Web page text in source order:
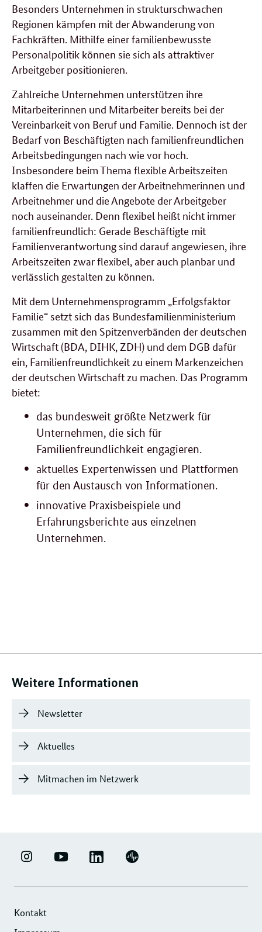
Besonders Unternehmen in strukturschwachen
Regionen kämpfen mit der Abwanderung von
Fachkräften. Mithilfe einer familienbewusste
Personalpolitik können sie sich als attraktiver
Arbeitgeber positionieren.
Zahlreiche Unternehmen unterstützen ihre
Mitarbeiterinnen und Mitarbeiter bereits bei der
Vereinbarkeit von Beruf und Familie. Dennoch ist der
Bedarf von Beschäftigten nach familienfreundlichen
Arbeitsbedingungen nach wie vor hoch.
Insbesondere beim Thema flexible Arbeitszeiten
klaffen die Erwartungen der Arbeitnehmerinnen und
Arbeitnehmer und die Angebote der Arbeitgeber
noch auseinander. Denn flexibel heißt nicht immer
familienfreundlich: Gerade Beschäftigte mit
Familienverantwortung sind darauf angewiesen, ihre
Arbeitszeiten zwar flexibel, aber auch planbar und
verlässlich gestalten zu können.
Mit dem Unternehmensprogramm „Erfolgsfaktor
Familie“ setzt sich das Bundesfamilienministerium
zusammen mit den Spitzenverbänden der deutschen
Wirtschaft (BDA, DIHK, ZDH) und dem DGB dafür
ein, Familienfreundlichkeit zu einem Markenzeichen
der deutschen Wirtschaft zu machen. Das Programm
bietet:
das bundesweit größte Netzwerk für
Unternehmen, die sich für
Familienfreundlichkeit engagieren.
aktuelles Expertenwissen und Plattformen
für den Austausch von Informationen.
innovative Praxisbeispiele und
Erfahrungsberichte aus einzelnen
Unternehmen.
Weitere Informationen
Newsletter
Aktuelles
Mitmachen im Netzwerk
ERFOLGSFAKTOR
INSTAGRAM
YOUTUBE LINKEDIN
UNTERNEHMENSNETZWERK
PODIGEE
Kontakt